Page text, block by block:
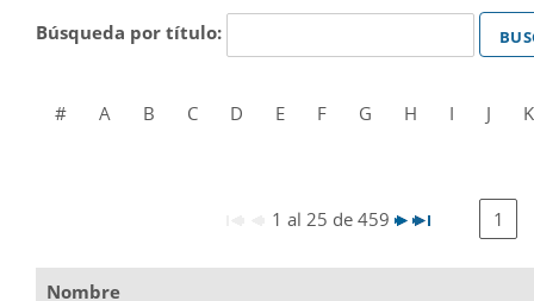
Búsqueda por título:
# A B C D E F G H I J K
1 al 25 de 459 1
Nombre